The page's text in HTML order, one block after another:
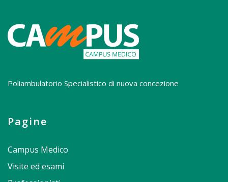
Poliambulatorio Specialistico di nuova concezione
Pagine
Campus Medico
Visite ed esami